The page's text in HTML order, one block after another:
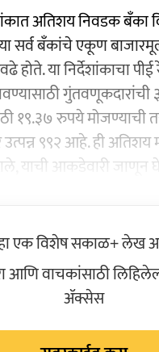
अतिशय निवडक बँका
या सर्व बँकांचे एकूण
या निर्देशांकाचा
रुपये मोजण्याची
९९२ आहे. ही
याची आकडेवारी
एक विशेष सकाळ+ लेख
वाचकांसाठी
ॲक्सेस